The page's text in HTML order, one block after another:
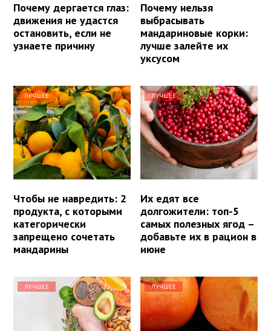
Почему дергается глаз:
движения не удастся
остановить, если не
узнаете причину
Почему нельзя
выбрасывать
мандариновые корки:
лучше залейте их
уксусом
ЛУЧШЕЕ
Чтобы не навредить: 2
продукта, с которыми
категорически
запрещено сочетать
мандарины
ЛУЧШЕЕ
Их едят все
долгожители: топ-5
самых полезных ягод –
добавьте их в рацион в
июне
ЛУЧШЕЕ ЛУЧШЕЕ